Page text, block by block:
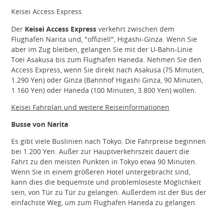
Keisei Access Express
Der Keisei Access Express verkehrt zwischen dem
Flughafen Narita und, "offiziell", Higashi-Ginza. Wenn Sie
aber im Zug bleiben, gelangen Sie mit der U-Bahn-Linie
Toei Asakusa bis zum Flughafen Haneda. Nehmen Sie den
Access Express, wenn Sie direkt nach Asakusa (75 Minuten,
1.290 Yen) oder Ginza (Bahnhof Higashi Ginza, 90 Minuten,
1.160 Yen) oder Haneda (100 Minuten, 3.800 Yen) wollen.
Keisei Fahrplan und weitere Reiseinformationen
Busse von Narita
Es gibt viele Buslinien nach Tokyo. Die Fahrpreise beginnen
bei 1.200 Yen. Außer zur Hauptverkehrszeit dauert die
Fahrt zu den meisten Punkten in Tokyo etwa 90 Minuten.
Wenn Sie in einem größeren Hotel untergebracht sind,
kann dies die bequemste und problemloseste Möglichkeit
sein, von Tür zu Tür zu gelangen. Außerdem ist der Bus der
einfachste Weg, um zum Flughafen Haneda zu gelangen.